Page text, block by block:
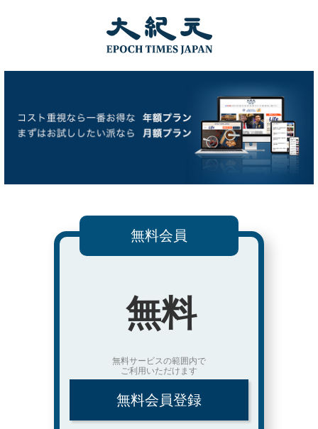
無料会員
無料
無料サービスの範囲内で
ご利用いただけます
無料会員登録